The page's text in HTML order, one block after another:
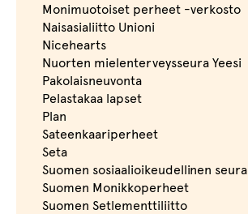
Monimuotoiset perheet -verkosto
Naisasialiitto Unioni
Nicehearts
Nuorten mielenterveysseura Yeesi
Pakolaisneuvonta
Pelastakaa lapset
Plan
Sateenkaariperheet
Seta
Suomen sosiaalioikeudellinen seura
Suomen Monikkoperheet
Suomen Setlementtiliitto